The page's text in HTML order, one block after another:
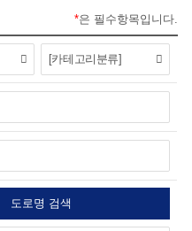
*은 필수항목입니다.
도로명 검색